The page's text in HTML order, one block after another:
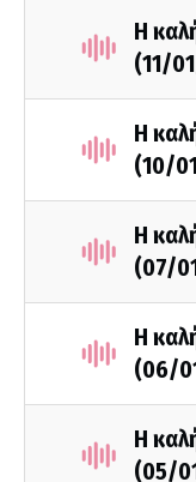
Η
(11/
Η
(10/
Η
(07/
Η
(06/
Η
(05/